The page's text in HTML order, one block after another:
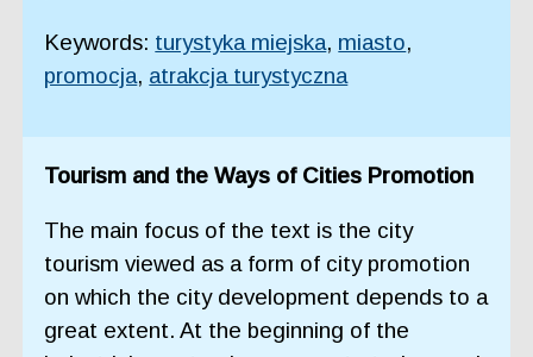
Keywords: turystyka miejska, miasto,
promocja, atrakcja turystyczna
Tourism and the Ways of Cities Promotion
The main focus of the text is the city
tourism viewed as a form of city promotion
on which the city development depends to a
great extent. At the beginning of the